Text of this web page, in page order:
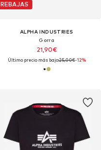
REBAJAS
ALPHA INDUSTRIES
Gorra
21,90€
Último precio más bajo:25,00€-12%